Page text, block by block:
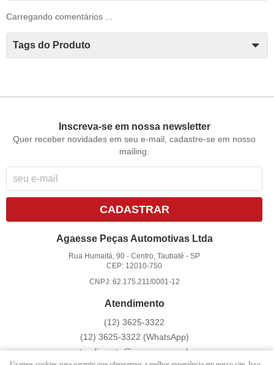
Carregando comentários ...
Tags do Produto
Inscreva-se em nossa newsletter
Quer receber novidades em seu e-mail, cadastre-se em nosso
mailing.
CADASTRAR
Agaesse Peças Automotivas Ltda
Rua Humaitá, 90 -Centro, Taubaté -SP
CEP: 12010-750
CNPJ: 62.175.211/0001-12
Atendimento
(12) 3625-3322
(12) 3625-3322 (WhatsApp)
atendimento@agaesse.com.br